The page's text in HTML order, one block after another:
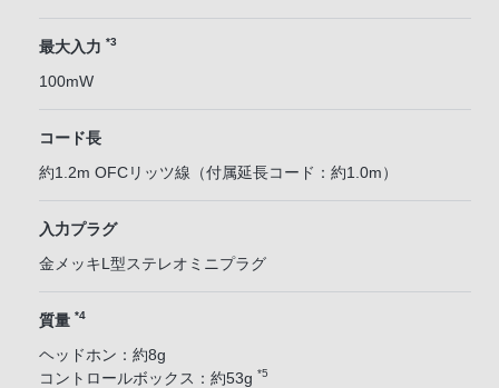
最大入力 *3
100mW
コード長
約1.2m OFCリッツ線（付属延長コード：約1.0m）
入力プラグ
金メッキL型ステレオミニプラグ
質量 *4
ヘッドホン：約8g
コントロールボックス：約53g *5